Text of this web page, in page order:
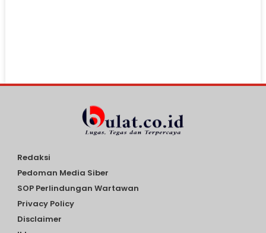
Redaksi
Pedoman Media Siber
SOP Perlindungan Wartawan
Privacy Policy
Disclaimer